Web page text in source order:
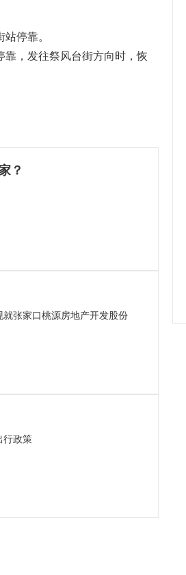
停靠。
，发往祭风台街方向时，恢
？
张家口桃源房地产开发股份
行政策